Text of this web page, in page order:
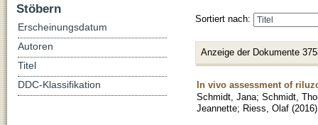
Sortiert nach:
Anzeige der Dokumente
In vivo assessment of
Schmidt, Jana; Schmidt,
Jeannette; Riess, Olaf (2016)
Stöbern
Erscheinungsdatum
Autoren
Titel
DDC-Klassifikation